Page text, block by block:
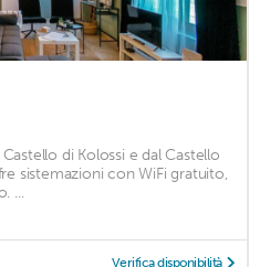
di Kolossi e dal Castello
sistemazioni con WiFi gratuito,
...
Verifica disponibilità